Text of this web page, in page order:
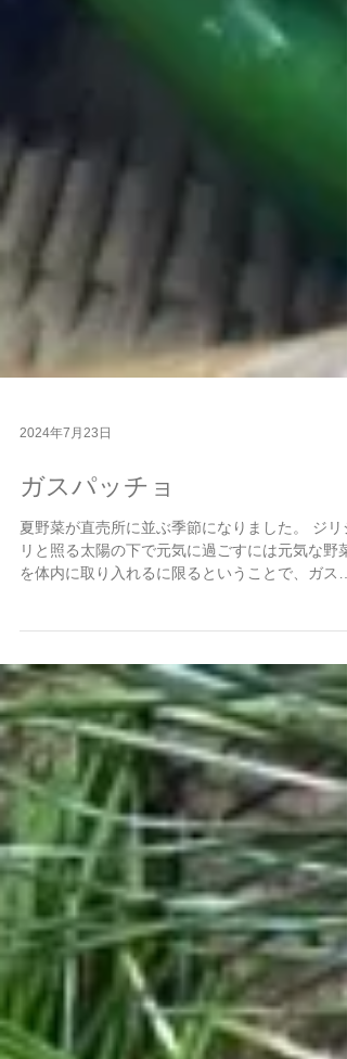
2024年7月23日
ガスパッチョ
を体内に取り入れるに限るということで、ガスパ
ッチョを作りました。 火を使わないで調理出来
のが嬉しいです。 夏野菜パワーが身体中にみな
ってきたような気がします…